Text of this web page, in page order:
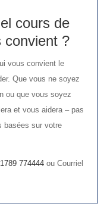
cours de
convient ?
vous convient le
Que vous ne soyez
ou que vous soyez
et vous aidera – pas
basées sur votre
774444 ou Courriel